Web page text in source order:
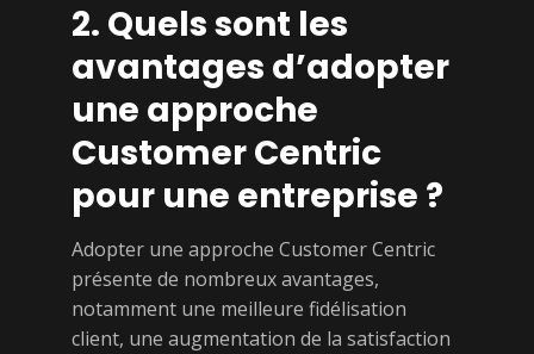
2. Quels sont les
avantages d’adopter
une approche
Customer Centric
pour une entreprise ?
Adopter une approche Customer Centric
présente de nombreux avantages,
notamment une meilleure fidélisation
client, une augmentation de la satisfaction